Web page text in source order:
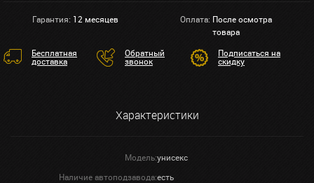
Гарантия: 12 месяцев Оплата: После осмотра
товара
Бесплатная
доставка
Обратный
звонок
Подписаться на
скидку
Характеристики
Модель:унисекс
Наличие автоподзавода:есть